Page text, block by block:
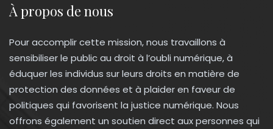
À propos de nous
Pour accomplir cette mission, nous travaillons à
sensibiliser le public au droit à l’oubli numérique, à
éduquer les individus sur leurs droits en matière de
protection des données et à plaider en faveur de
politiques qui favorisent la justice numérique. Nous
offrons également un soutien direct aux personnes qui